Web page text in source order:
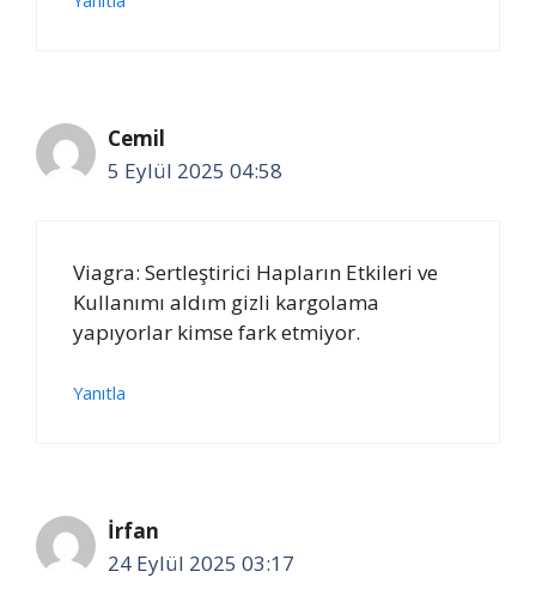
Cemil
5 Eylül 2025 04:58
Viagra: Sertleştirici Hapların Etkileri ve
Kullanımı aldım gizli kargolama
yapıyorlar kimse fark etmiyor.
Yanıtla
İrfan
24 Eylül 2025 03:17